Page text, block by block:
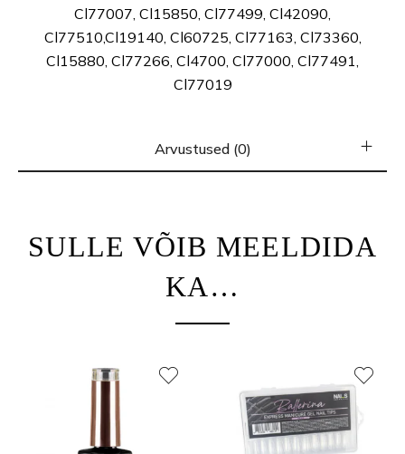
Cl77007, Cl15850, Cl77499, Cl42090,
Cl77510,Cl19140, Cl60725, Cl77163, Cl73360,
Cl15880, Cl77266, Cl4700, Cl77000, Cl77491,
Cl77019
Arvustused (0)
SULLE VÕIB MEELDIDA
KA…